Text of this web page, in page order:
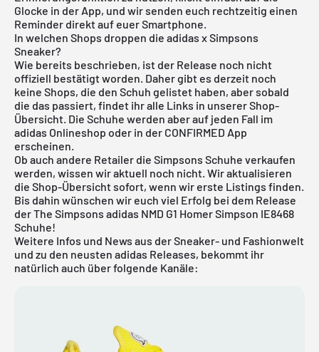
Glocke in der App, und wir senden euch rechtzeitig einen
Reminder direkt auf euer Smartphone.
In welchen Shops droppen die adidas x Simpsons
Sneaker?
Wie bereits beschrieben, ist der Release noch nicht
offiziell bestätigt worden. Daher gibt es derzeit noch
keine Shops, die den Schuh gelistet haben, aber sobald
die das passiert, findet ihr alle Links in unserer Shop-
Übersicht. Die Schuhe werden aber auf jeden Fall im
adidas Onlineshop oder in der CONFIRMED App
erscheinen.
Ob auch andere Retailer die Simpsons Schuhe verkaufen
werden, wissen wir aktuell noch nicht. Wir aktualisieren
die Shop-Übersicht sofort, wenn wir erste Listings finden.
Bis dahin wünschen wir euch viel Erfolg bei dem Release
der The Simpsons adidas NMD G1 Homer Simpson IE8468
Schuhe!
Weitere Infos und News aus der Sneaker- und Fashionwelt
und zu den neusten adidas Releases, bekommt ihr
natürlich auch über folgende Kanäle: